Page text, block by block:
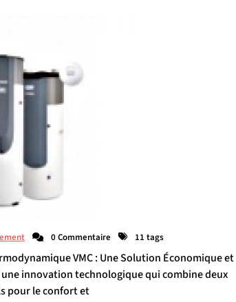
0 Commentaire 11 tags
VMC : Une Solution Économique et
innovation technologique qui combine deux
pour le confort et